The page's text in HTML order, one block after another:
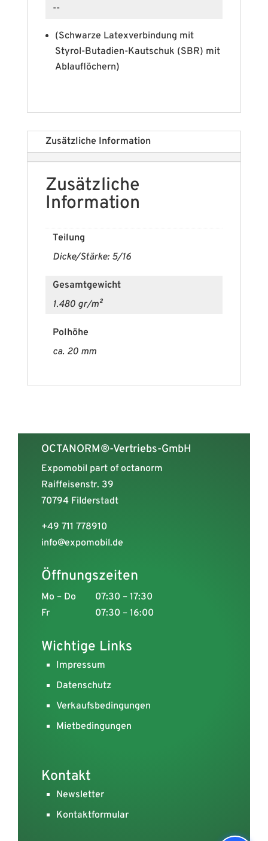
--
(Schwarze Latexverbindung mit
Styrol-Butadien-Kautschuk (SBR) mit
Ablauflöchern)
Zusätzliche Information
Zusätzliche
Information
Teilung
Dicke/Stärke: 5/16
Gesamtgewicht
1.480 gr/m²
Polhöhe
ca. 20 mm
OCTANORM®-Vertriebs-GmbH
Expomobil part of octanorm
Raiffeisenstr. 39
70794 Filderstadt
+49 711 778910
info@expomobil.de
Öffnungszeiten
Mo – Do
07:30 – 17:30
Fr
07:30 – 16:00
Wichtige Links
Impressum
Datenschutz
Verkaufsbedingungen
Mietbedingungen
Kontakt
Newsletter
Kontaktformular